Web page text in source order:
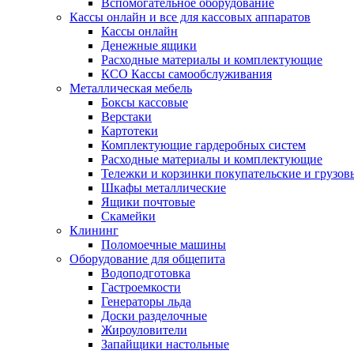
Вспомогательное оборудование
Кассы онлайн и все для кассовых аппаратов
Кассы онлайн
Денежные ящики
Расходные материалы и комплектующие
КСО Кассы самообслуживания
Металлическая мебель
Боксы кассовые
Верстаки
Картотеки
Комплектующие гардеробных систем
Расходные материалы и комплектующие
Тележки и корзинки покупательские и
Шкафы металлические
Ящики почтовые
Скамейки
Клининг
Поломоечные машины
Оборудование для общепита
Водоподготовка
Гастроемкости
Генераторы льда
Доски разделочные
Жироуловители
Запайщики настольные